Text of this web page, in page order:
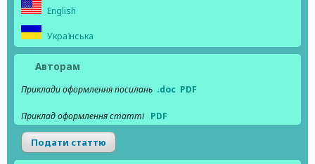
English
Українська
Авторам
Приклади оформлення посилань .doc PDF
Приклад оформлення статті PDF
Подати статтю